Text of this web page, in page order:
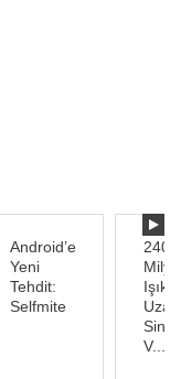
Android’e
Yeni
Tehdit:
Selfmite
240
Işık
V...